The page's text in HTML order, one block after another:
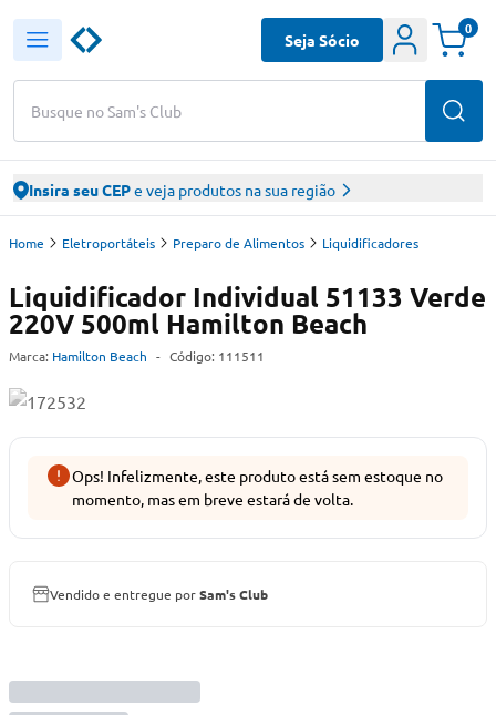
Busque no Sam's Club
Seja Sócio
0
Insira seu CEPe veja produtos na sua região
Home Eletroportáteis Preparo de Alimentos Liquidificadores
Liquidificador Individual 51133 Verde
220V 500ml Hamilton Beach
Marca: Hamilton Beach - Código: 111511
Ops! Infelizmente, este produto está sem estoque no
momento, mas em breve estará de volta.
Vendido e entregue porSam's Club